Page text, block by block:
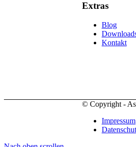
Extras
Blog
Kontakt
© Copyright -
Impressum